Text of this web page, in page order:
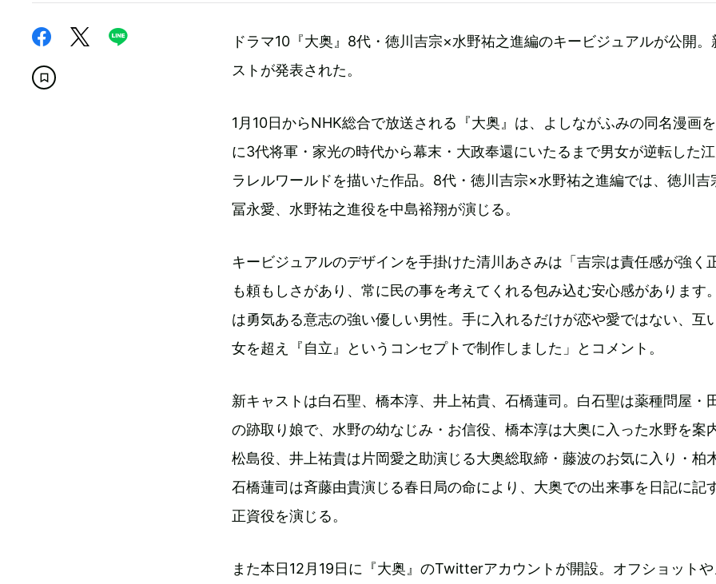
ドラマ10『大奥』8代・徳川吉宗×水野祐之進編のキービジュアルが公開。
ストが発表された。
1月10日からNHK総合で放送される『大奥』は、よしながふみの同名漫画
に3代将軍・家光の時代から幕末・大政奉還にいたるまで男女が逆転した
ラレルワールドを描いた作品。8代・徳川吉宗×水野祐之進編では、徳川吉
冨永愛、水野祐之進役を中島裕翔が演じる。
キービジュアルのデザインを手掛けた清川あさみは「吉宗は責任感が強く
も頼もしさがあり、常に民の事を考えてくれる包み込む安心感があります
は勇気ある意志の強い優しい男性。手に入れるだけが恋や愛ではない、互
女を超え『自立』というコンセプトで制作しました」とコメント。
新キャストは白石聖、橋本淳、井上祐貴、石橋蓮司。白石聖は薬種問屋・
の跡取り娘で、水野の幼なじみ・お信役、橋本淳は大奥に入った水野を案
松島役、井上祐貴は片岡愛之助演じる大奥総取締・藤波のお気に入り・柏
石橋蓮司は斉藤由貴演じる春日局の命により、大奥での出来事を日記に記
正資役を演じる。
また本日12月19日に『大奥』のTwitterアカウントが開設。オフショット